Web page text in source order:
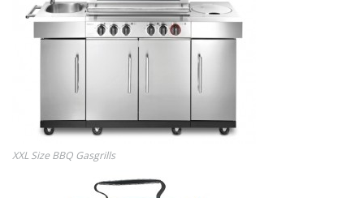
XXL Size BBQ Gasgrills